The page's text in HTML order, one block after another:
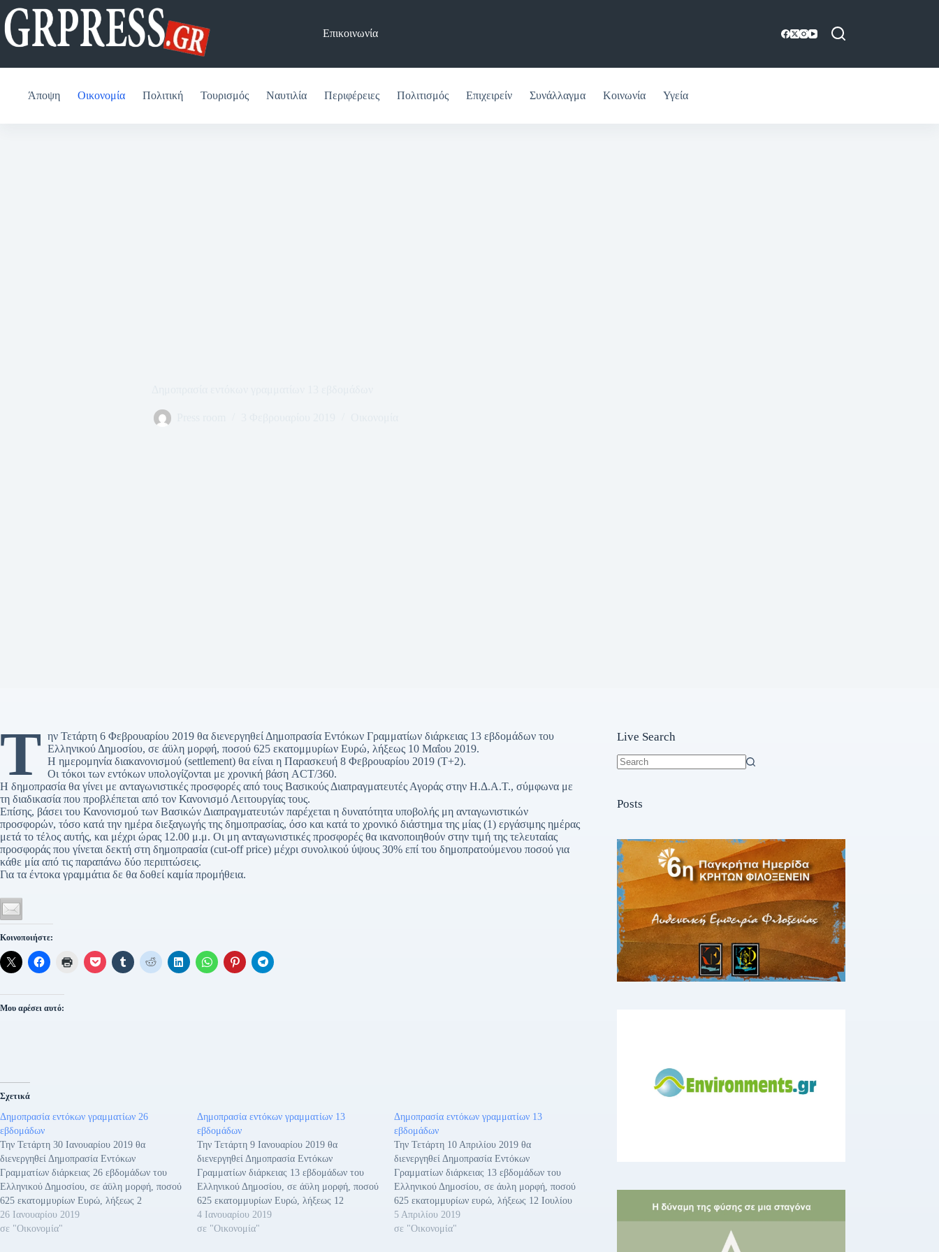
Μετάβαση
στο
περιεχόμενο
Επικοινωνία
Άποψη Οικονομία Πολιτική Τουρισμός Ναυτιλία Περιφέρειες Πολιτισμός Επιχειρείν Συνάλλαγμα Κοινωνία Υγεία
Τ ην Τετάρτη 6 Φεβρουαρίου 2019 θα διενεργηθεί Δημοπρασία Εντόκων Γραμματίων διάρκειας 13 εβδομάδων του
Ελληνικού Δημοσίου, σε άϋλη μορφή, ποσού 625 εκατομμυρίων Ευρώ, λήξεως 10 Μαΐου 2019.
Η ημερομηνία διακανονισμού (settlement) θα είναι η Παρασκευή 8 Φεβρουαρίου 2019 (Τ+2).
Οι τόκοι των εντόκων υπολογίζονται με χρονική βάση ACT/360.
Η δημοπρασία θα γίνει με ανταγωνιστικές προσφορές από τους Βασικούς Διαπραγματευτές Αγοράς στην Η.Δ.Α.Τ., σύμφωνα με
τη διαδικασία που προβλέπεται από τον Κανονισμό Λειτουργίας τους.
Επίσης, βάσει του Κανονισμού των Βασικών Διαπραγματευτών παρέχεται η δυνατότητα υποβολής μη ανταγωνιστικών
προσφορών, τόσο κατά την ημέρα διεξαγωγής της δημοπρασίας, όσο και κατά το χρονικό διάστημα της μίας (1) εργάσιμης ημέρας
μετά το τέλος αυτής, και μέχρι ώρας 12.00 μ.μ. Οι μη ανταγωνιστικές προσφορές θα ικανοποιηθούν στην τιμή της τελευταίας
προσφοράς που γίνεται δεκτή στη δημοπρασία (cut-off price) μέχρι συνολικού ύψους 30% επί του δημοπρατούμενου ποσού για
κάθε μία από τις παραπάνω δύο περιπτώσεις.
Για τα έντοκα γραμμάτια δε θα δοθεί καμία προμήθεια.
Κοινοποιήστε:
Μου αρέσει αυτό:
Σχετικά
Δημοπρασία εντόκων γραμματίων 26
εβδομάδων
Την Τετάρτη 30 Ιανουαρίου 2019 θα
διενεργηθεί Δημοπρασία Εντόκων
Γραμματίων διάρκειας 26 εβδομάδων του
Ελληνικού Δημοσίου, σε άϋλη μορφή, ποσού
625 εκατομμυρίων Ευρώ, λήξεως 2
Αυγούστου 2019. Η ημερομηνία
διακανονισμού (settlement) θα είναι η
26 Ιανουαρίου 2019
σε "Οικονομία"
Δημοπρασία εντόκων γραμματίων 13
εβδομάδων
Την Τετάρτη 9 Ιανουαρίου 2019 θα
διενεργηθεί Δημοπρασία Εντόκων
Γραμματίων διάρκειας 13 εβδομάδων του
Ελληνικού Δημοσίου, σε άϋλη μορφή, ποσού
625 εκατομμυρίων Ευρώ, λήξεως 12
Απριλίου 2019. Η ημερομηνία
διακανονισμού (settlement) θα είναι η
4 Ιανουαρίου 2019
σε "Οικονομία"
Δημοπρασία εντόκων γραμματίων 13
εβδομάδων
Την Τετάρτη 10 Απριλίου 2019 θα
διενεργηθεί Δημοπρασία Εντόκων
Γραμματίων διάρκειας 13 εβδομάδων του
Ελληνικού Δημοσίου, σε άυλη μορφή, ποσού
625 εκατομμυρίων ευρώ, λήξεως 12 Ιουλίου
2019. Η ημερομηνία διακανονισμού
(settlement) θα είναι η Παρασκευή 12
5 Απριλίου 2019
σε "Οικονομία"
Live Search
Posts